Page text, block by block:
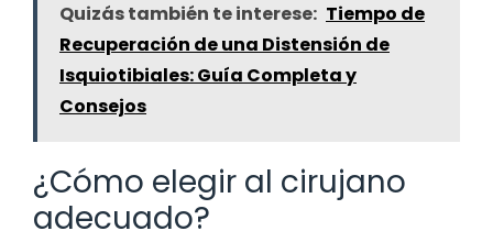
Quizás también te interese: Tiempo de
Recuperación de una Distensión de
Isquiotibiales: Guía Completa y
Consejos
¿Cómo elegir al cirujano
adecuado?